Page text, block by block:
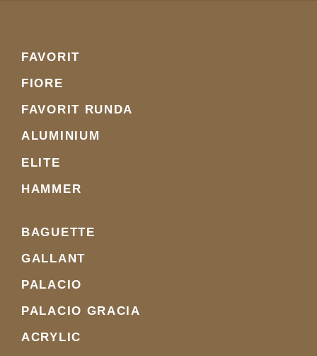
FAVORIT
FIORE
FAVORIT RUNDA
ALUMINIUM
ELITE
HAMMER
BAGUETTE
GALLANT
PALACIO
PALACIO GRACIA
ACRYLIC